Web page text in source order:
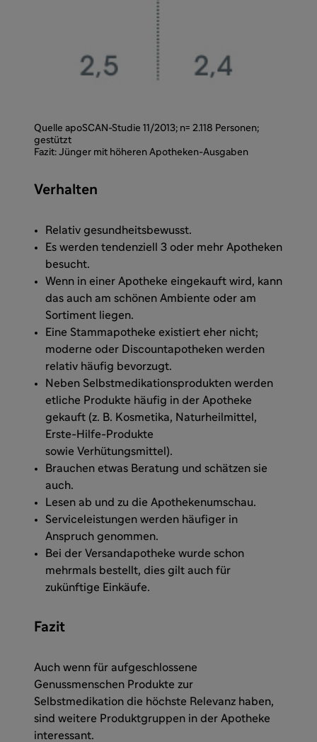
Quelle apoSCAN-Studie 11/2013; n= 2.118 Personen;
gestützt
Fazit: Jünger mit höheren Apotheken-Ausgaben
Verhalten
Relativ gesundheitsbewusst.
Es werden tendenziell 3 oder mehr Apotheken
besucht.
Wenn in einer Apotheke eingekauft wird, kann
das auch am schönen Ambiente oder am
Sortiment liegen.
Eine Stammapotheke existiert eher nicht;
moderne oder Discountapotheken werden
relativ häufig bevorzugt.
Neben Selbstmedikationsprodukten werden
etliche Produkte häufig in der Apotheke
gekauft (z. B. Kosmetika, Naturheilmittel,
Erste-Hilfe-Produkte
sowie Verhütungsmittel).
Brauchen etwas Beratung und schätzen sie
auch.
Lesen ab und zu die Apothekenumschau.
Serviceleistungen werden häufiger in
Anspruch genommen.
Bei der Versandapotheke wurde schon
mehrmals bestellt, dies gilt auch für
zukünftige Einkäufe.
Fazit
Auch wenn für aufgeschlossene
Genussmenschen Produkte zur
Selbstmedikation die höchste Relevanz haben,
sind weitere Produktgruppen in der Apotheke
interessant.